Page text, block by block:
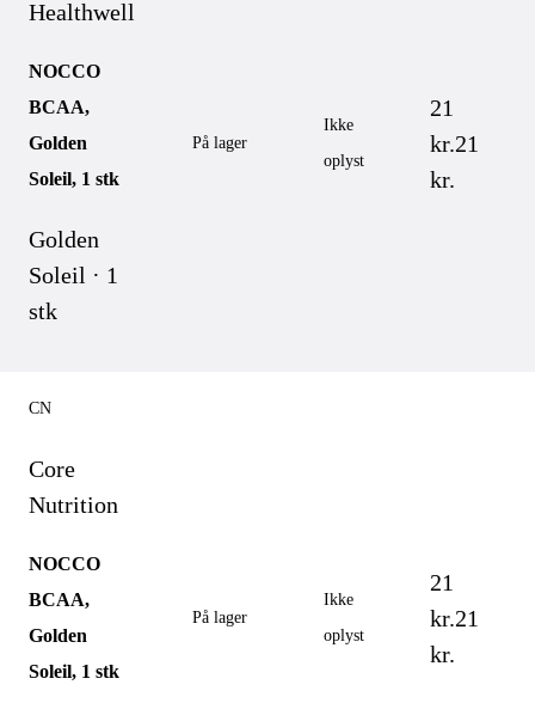
Healthwell
NOCCO
BCAA,
Golden
Soleil, 1 stk
Golden
Soleil · 1
stk
På lager
Ikke
oplyst
21
kr.21
kr.
CN
Core
Nutrition
NOCCO
BCAA,
Golden
Soleil, 1 stk
På lager
Ikke
oplyst
21
kr.21
kr.